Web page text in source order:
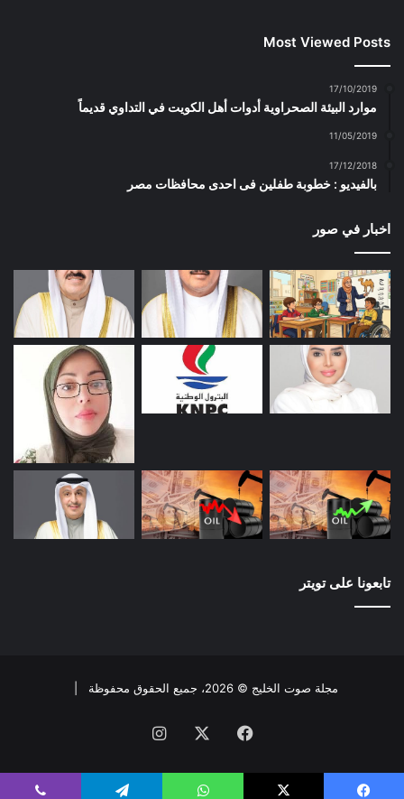
Most Viewed Posts
17/10/2019
موارد البيئة الصحراوية أدوات أهل الكويت في التداوي قديماً
11/05/2019
17/12/2018
بالفيديو : خطوبة طفلين فى احدى محافظات مصر
اخبار في صور
تابعونا على تويتر
مجلة صوت الخليج © 2026، جميع الحقوق محفوظة |
فيسبوك انستقرام